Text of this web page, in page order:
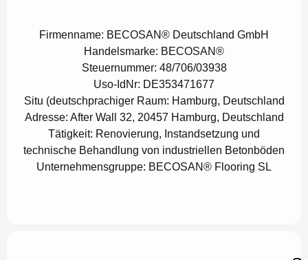
Firmenname: BECOSAN® Deutschland GmbH
Handelsmarke: BECOSAN®
Steuernummer: 48/706/03938
Uso-IdNr: DE353471677
Situ (deutschprachiger Raum: Hamburg, Deutschland
Adresse: After Wall 32, 20457 Hamburg, Deutschland
Tätigkeit: Renovierung, Instandsetzung und
technische Behandlung von industriellen Betonböden
Unternehmensgruppe: BECOSAN® Flooring SL